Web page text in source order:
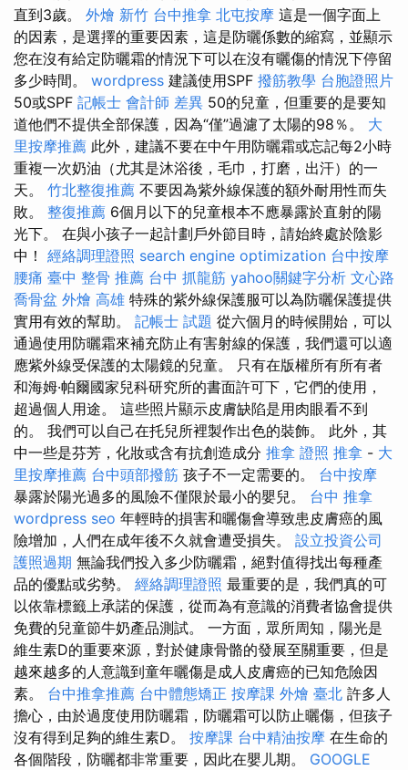
直到3歲。 外燴 新竹 台中推拿 北屯按摩 這是一個字面上
的因素，是選擇的重要因素，這是防曬係數的縮寫，並顯示
您在沒有給定防曬霜的情況下可以在沒有曬傷的情況下停留
多少時間。 wordpress 建議使用SPF 撥筋教學 台胞證照片
50或SPF 記帳士 會計師 差異 50的兒童，但重要的是要知
道他們不提供全部保護，因為“僅”過濾了太陽的98％。 大
里按摩推薦 此外，建議不要在中午用防曬霜或忘記每2小時
重複一次奶油（尤其是沐浴後，毛巾，打磨，出汗）的一
天。 竹北整復推薦 不要因為紫外線保護的額外耐用性而失
敗。 整復推薦 6個月以下的兒童根本不應暴露於直射的陽
光下。 在與小孩子一起計劃戶外節目時，請始終處於陰影
中！ 經絡調理證照 search engine optimization 台中按摩
腰痛 臺中 整骨 推薦 台中 抓龍筋 yahoo關鍵字分析 文心路
喬骨盆 外燴 高雄 特殊的紫外線保護服可以為防曬保護提供
實用有效的幫助。 記帳士 試題 從六個月的時候開始，可以
通過使用防曬霜來補充防止有害射線的保護，我們還可以適
應紫外線受保護的太陽鏡的兒童。 只有在版權所有所有者
和海姆·帕爾國家兒科研究所的書面許可下，它們的使用，
超過個人用途。 這些照片顯示皮膚缺陷是用肉眼看不到
的。 我們可以自己在托兒所裡製作出色的裝飾。 此外，其
中一些是芬芳，化妝或含有抗創造成分 推拿 證照 推拿 - 大
里按摩推薦 台中頭部撥筋 孩子不一定需要的。 台中按摩
暴露於陽光過多的風險不僅限於最小的嬰兒。 台中 推拿
wordpress seo 年輕時的損害和曬傷會導致患皮膚癌的風
險增加，人們在成年後不久就會遭受損失。 設立投資公司
護照過期 無論我們投入多少防曬霜，絕對值得找出每種產
品的優點或劣勢。 經絡調理證照 最重要的是，我們真的可
以依靠標籤上承諾的保護，從而為有意識的消費者協會提供
免費的兒童節牛奶產品測試。 一方面，眾所周知，陽光是
維生素D的重要來源，對於健康骨骼的發展至關重要，但是
越來越多的人意識到童年曬傷是成人皮膚癌的已知危險因
素。 台中推拿推薦 台中體態矯正 按摩課 外燴 臺北 許多人
擔心，由於過度使用防曬霜，防曬霜可以防止曬傷，但孩子
沒有得到足夠的維生素D。 按摩課 台中精油按摩 在生命的
各個階段，防曬都非常重要，因此在嬰儿期。 GOOGLE